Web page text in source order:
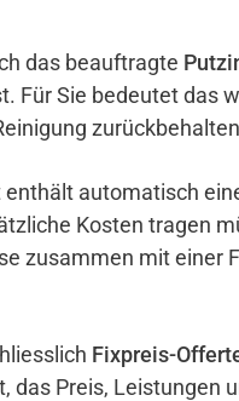
das beauftragte
Für Sie bedeutet das
automatisch
Kosten tragen
zusammen mit einer
Fixpreis-
das Preis, Leistungen